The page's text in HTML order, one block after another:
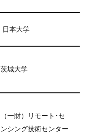
日本大学
茨城大学
（一財）リモート･セ
ンシング技術センター